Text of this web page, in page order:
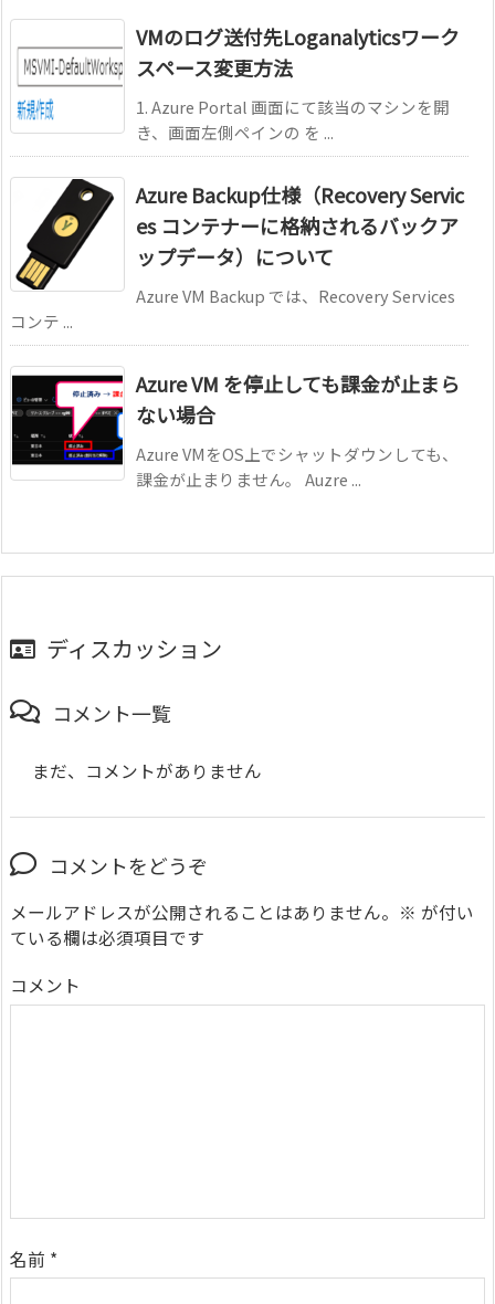
VMのログ送付先Loganalyticsワーク
スペース変更方法
1. Azure Portal 画面にて該当のマシンを開
き、画面左側ペインの を ...
Azure Backup仕様（Recovery Servic
es コンテナーに格納されるバックア
ップデータ）について
Azure VM Backup では、Recovery Services
コンテ ...
Azure VM を停止しても課金が止まら
ない場合
Azure VMをOS上でシャットダウンしても、
課金が止まりません。 Auzre ...
ディスカッション
コメント一覧
まだ、コメントがありません
コメントをどうぞ
メールアドレスが公開されることはありません。 ※ が付い
ている欄は必須項目です
コメント
名前 *